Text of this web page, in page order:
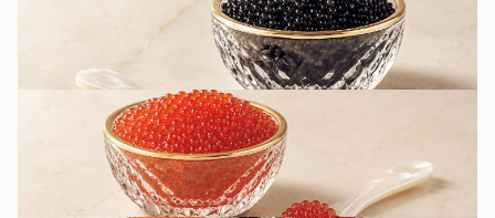
ЧЁРНАЯ ИКРА
КРАСНАЯ ИКРА